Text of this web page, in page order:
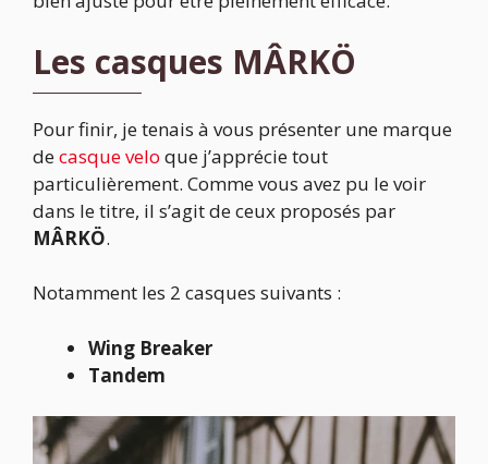
Les casques MÂRKÖ
Pour finir, je tenais à vous présenter une marque
decasque velo que j’apprécie tout
particulièrement. Comme vous avez pu le voir
dans le titre, il s’agit de ceux proposés par
MÂRKÖ.
Notamment les 2 casques suivants :
Wing Breaker
Tandem